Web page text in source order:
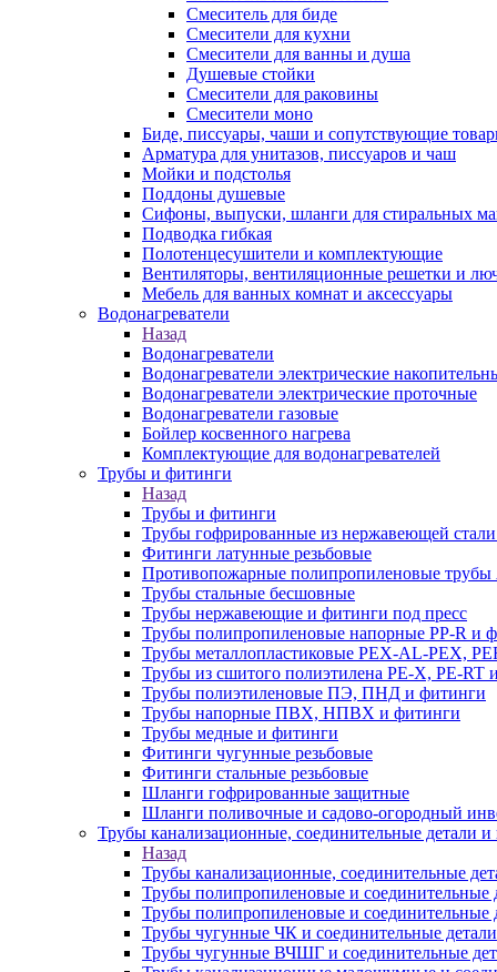
Смеситель для биде
Смесители для кухни
Смесители для ванны и душа
Душевые стойки
Смесители для раковины
Смесители моно
Биде, писсуары, чаши и сопутствующие
Арматура для унитазов, писсуаров и чаш
Мойки и подстолья
Поддоны душевые
Сифоны, выпуски, шланги для стиральных
Подводка гибкая
Полотенцесушители и комплектующие
Вентиляторы, вентиляционные решетки и
Мебель для ванных комнат и аксессуары
Водонагреватели
Назад
Водонагреватели
Водонагреватели электрические
Водонагреватели электрические проточные
Водонагреватели газовые
Бойлер косвенного нагрева
Комплектующие для водонагревателей
Трубы и фитинги
Назад
Трубы и фитинги
Трубы гофрированные из нержавеющей
Фитинги латунные резьбовые
Противопожарные полипропиленовые
Трубы стальные бесшовные
Трубы нержавеющие и фитинги под пресс
Трубы полипропиленовые напорные PP-R и
Трубы металлопластиковые PEX-AL-PEX,
Трубы из сшитого полиэтилена PE-X, PE-RT
Трубы полиэтиленовые ПЭ, ПНД и фитинги
Трубы напорные ПВХ, НПВХ и фитинги
Трубы медные и фитинги
Фитинги чугунные резьбовые
Фитинги стальные резьбовые
Шланги гофрированные защитные
Шланги поливочные и садово-огородный
Трубы канализационные, соединительные детали и
Назад
Трубы канализационные, соединительные
Трубы полипропиленовые и соединительные
Трубы полипропиленовые и соединительные
Трубы чугунные ЧК и соединительные детали
Трубы чугунные ВЧШГ и соединительные